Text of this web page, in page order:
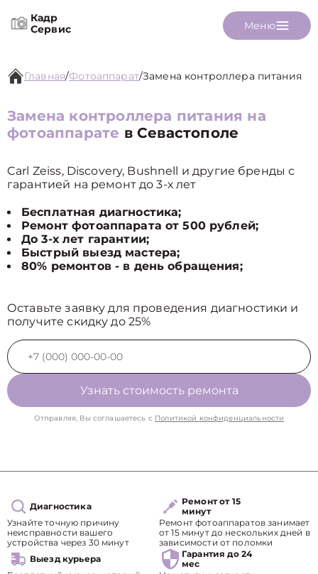
Кадр
Сервис
Меню
Главная/Фотоаппарат/Замена контроллера питания
Замена контроллера питания на
фотоаппарате в Севастополе
Carl Zeiss, Discovery, Bushnell и другие бренды с
гарантией на ремонт до 3-х лет
Бесплатная диагностика;
Ремонт фотоаппарата от 500 рублей;
До 3-х лет гарантии;
Быстрый выезд мастера;
80% ремонтов - в день обращения;
Оставьте заявку для проведения диагностики и
получите скидку до 25%
Узнать стоимость ремонта
Отправляя, Вы соглашаетесь с Политикой конфиденциальности
Диагностика
Узнайте точную причину
неисправности вашего
устройства через 30 минут
Ремонт от 15
минут
Ремонт фотоаппаратов занимает
от 15 минут до нескольких дней в
зависимости от поломки
Выезд курьера
Гарантия до 24
мес